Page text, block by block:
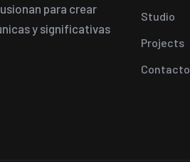
para crear
y significativas
Studio
Projects
Contacto